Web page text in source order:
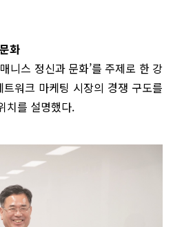
화
니스 정신과 문화’를 주제로 한 강
트워크 마케팅 시장의 경쟁 구도를
치를 설명했다.